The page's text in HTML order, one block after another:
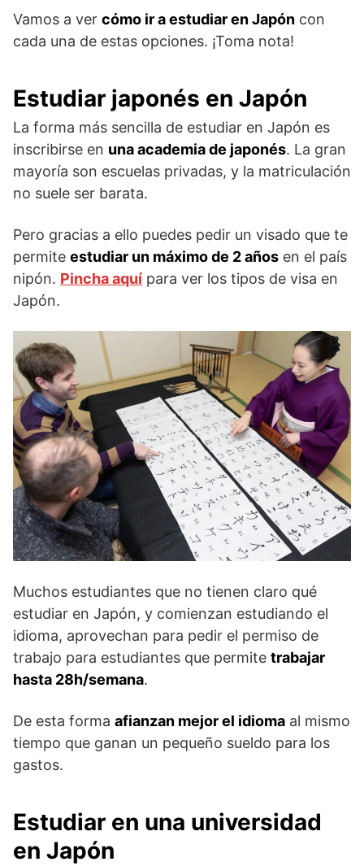
Vamos a ver cómo ir a estudiar en Japón con
cada una de estas opciones. ¡Toma nota!
Estudiar japonés en Japón
La forma más sencilla de estudiar en Japón es
inscribirse en una academia de japonés. La gran
mayoría son escuelas privadas, y la matriculación
no suele ser barata.
Pero gracias a ello puedes pedir un visado que te
permite estudiar un máximo de 2 años en el país
nipón. Pincha aquí para ver los tipos de visa en
Japón.
Muchos estudiantes que no tienen claro qué
estudiar en Japón, y comienzan estudiando el
idioma, aprovechan para pedir el permiso de
trabajo para estudiantes que permite trabajar
hasta 28h/semana.
De esta forma afianzan mejor el idioma al mismo
tiempo que ganan un pequeño sueldo para los
gastos.
Estudiar en una universidad
en Japón